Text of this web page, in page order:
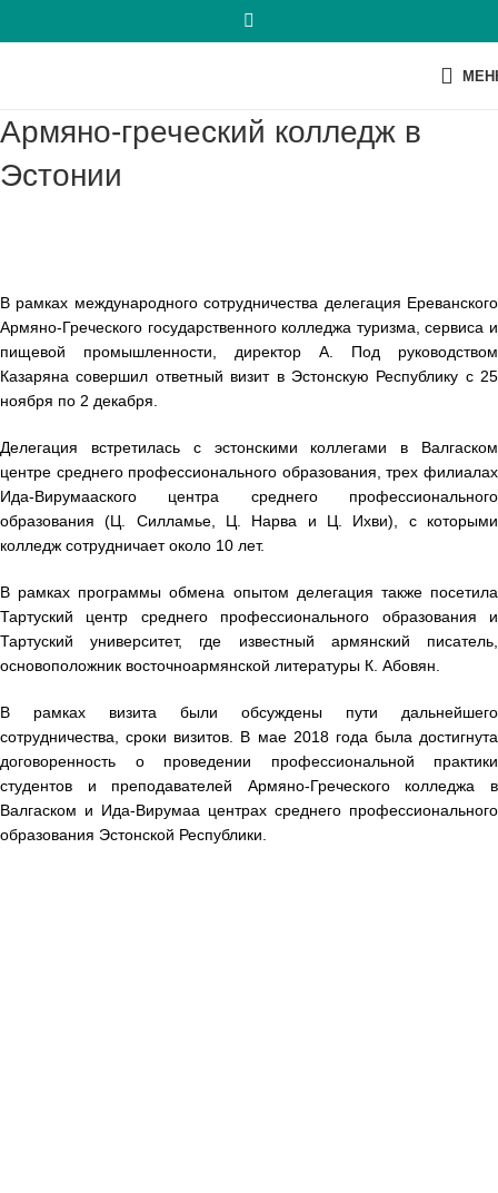
Армяно-греческий колледж в
Эстонии
В рамках международного сотрудничества делегация Ереванского
Армяно-Греческого государственного колледжа туризма, сервиса и
пищевой промышленности, директор А. Под руководством
Казаряна совершил ответный визит в Эстонскую Республику с 25
ноября по 2 декабря.
Делегация встретилась с эстонскими коллегами в Валгаском
центре среднего профессионального образования, трех филиалах
Ида-Вирумааского центра среднего профессионального
образования (Ц. Силламье, Ц. Нарва и Ц. Ихви), с которыми
колледж сотрудничает около 10 лет.
В рамках программы обмена опытом делегация также посетила
Тартуский центр среднего профессионального образования и
Тартуский университет, где известный армянский писатель,
основоположник восточноармянской литературы К. Абовян.
В рамках визита были обсуждены пути дальнейшего
сотрудничества, сроки визитов. В мае 2018 года была достигнута
договоренность о проведении профессиональной практики
студентов и преподавателей Армяно-Греческого колледжа в
Валгаском и Ида-Вирумаа центрах среднего профессионального
образования Эстонской Республики.